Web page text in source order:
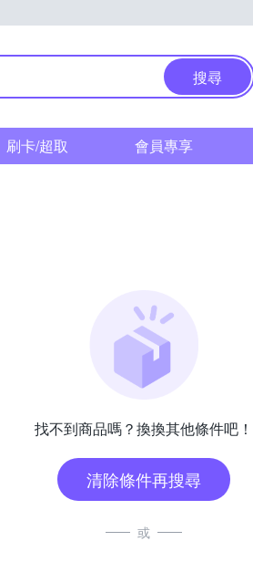
搜尋
刷卡/超取 會員專享
找不到商品嗎？換換其他條件吧！
清除條件再搜尋
或